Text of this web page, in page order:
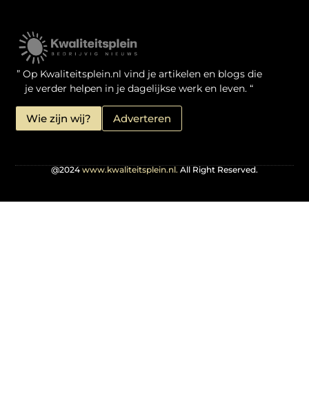
” Op Kwaliteitsplein.nl vind je artikelen en blogs die
je verder helpen in je dagelijkse werk en leven. “
Wie zijn wij? Adverteren
@2024 www.kwaliteitsplein.nl. All Right Reserved.